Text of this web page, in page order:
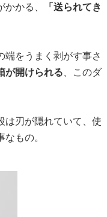
かる、
「送られてき
端をうまく剥がす事さ
が開けられる 、このダ
は刃が隠れていて、使
もの。